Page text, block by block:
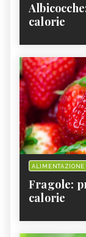
calorie
ALIMENTAZIONE
Fragole:
calorie